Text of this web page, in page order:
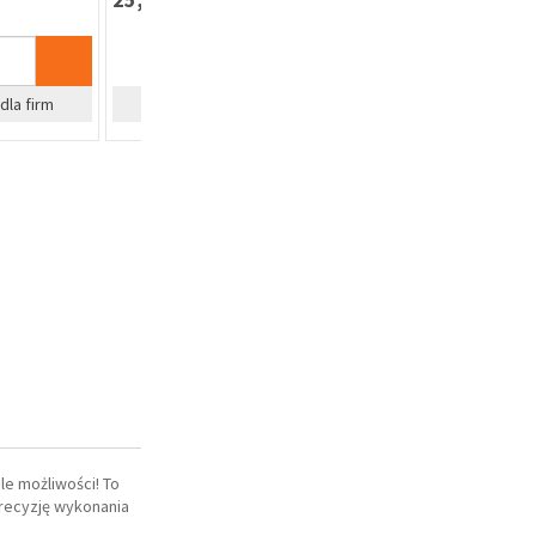
możliwości! To
wykonania